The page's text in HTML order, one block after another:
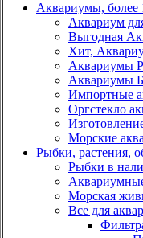
Аквариумы, более
Аквариум
Выгодная
Хит,
Аквариумы
Аквариумы
Импортные
Оргстекло
Морские
Рыбки, растения,
Рыбки в
Морская
Все для